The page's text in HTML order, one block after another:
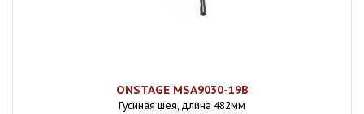
ONSTAGE MSA9030-19B
Гусиная шея, длина 482мм